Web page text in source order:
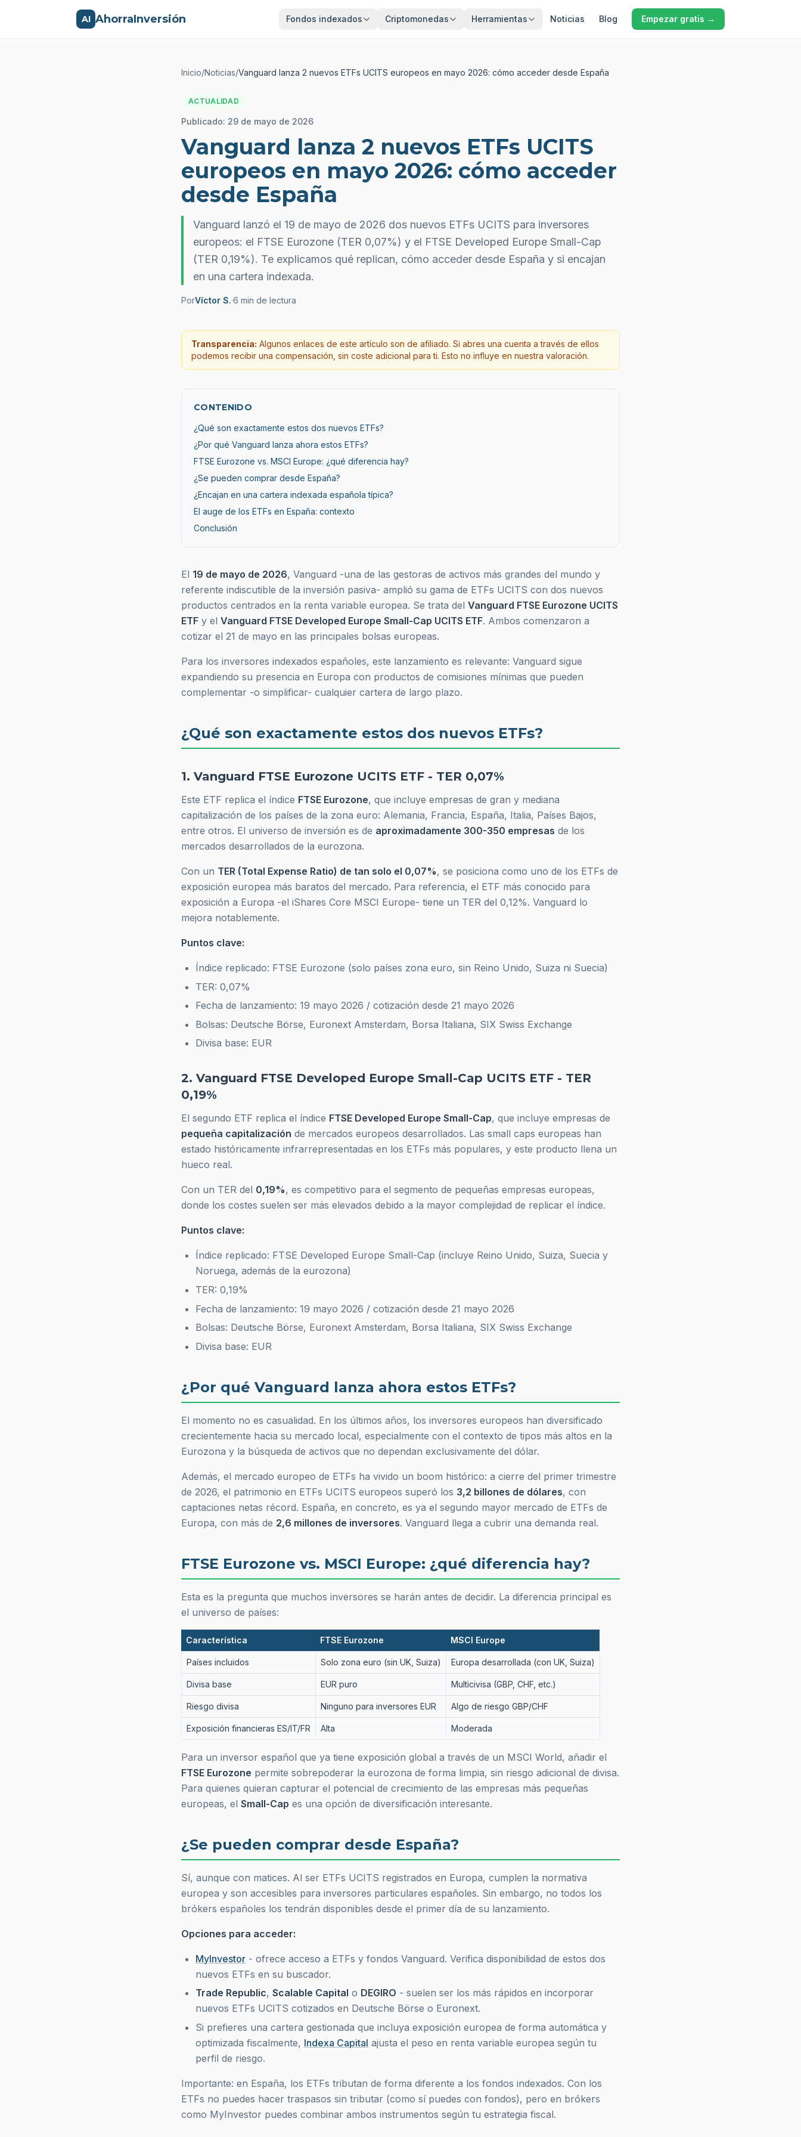
AI AhorraInversión Fondos indexados Criptomonedas Herramientas Noticias Blog Empezar gratis →
Inicio/Noticias/Vanguard lanza 2 nuevos ETFs UCITS europeos en mayo 2026: cómo acceder desde España
ACTUALIDAD
Publicado: 29 de mayo de 2026
Vanguard lanza 2 nuevos ETFs UCITS
europeos en mayo 2026: cómo acceder
desde España
Vanguard lanzó el 19 de mayo de 2026 dos nuevos ETFs UCITS para inversores
europeos: el FTSE Eurozone (TER 0,07%) y el FTSE Developed Europe Small-Cap
(TER 0,19%). Te explicamos qué replican, cómo acceder desde España y si encajan
en una cartera indexada.
PorVíctor S.·6 min de lectura
Transparencia: Algunos enlaces de este artículo son de afiliado. Si abres una cuenta a través de ellos
podemos recibir una compensación, sin coste adicional para ti. Esto no influye en nuestra valoración.
CONTENIDO
¿Qué son exactamente estos dos nuevos ETFs?
¿Por qué Vanguard lanza ahora estos ETFs?
FTSE Eurozone vs. MSCI Europe: ¿qué diferencia hay?
¿Se pueden comprar desde España?
¿Encajan en una cartera indexada española típica?
El auge de los ETFs en España: contexto
Conclusión
El 19 de mayo de 2026, Vanguard -una de las gestoras de activos más grandes del mundo y
referente indiscutible de la inversión pasiva- amplió su gama de ETFs UCITS con dos nuevos
productos centrados en la renta variable europea. Se trata del Vanguard FTSE Eurozone UCITS
ETF y el Vanguard FTSE Developed Europe Small-Cap UCITS ETF. Ambos comenzaron a
cotizar el 21 de mayo en las principales bolsas europeas.
Para los inversores indexados españoles, este lanzamiento es relevante: Vanguard sigue
expandiendo su presencia en Europa con productos de comisiones mínimas que pueden
complementar -o simplificar- cualquier cartera de largo plazo.
¿Qué son exactamente estos dos nuevos ETFs?
1. Vanguard FTSE Eurozone UCITS ETF - TER 0,07%
Este ETF replica el índice FTSE Eurozone, que incluye empresas de gran y mediana
capitalización de los países de la zona euro: Alemania, Francia, España, Italia, Países Bajos,
entre otros. El universo de inversión es de aproximadamente 300-350 empresas de los
mercados desarrollados de la eurozona.
Con un TER (Total Expense Ratio) de tan solo el 0,07%, se posiciona como uno de los ETFs de
exposición europea más baratos del mercado. Para referencia, el ETF más conocido para
exposición a Europa -el iShares Core MSCI Europe- tiene un TER del 0,12%. Vanguard lo
mejora notablemente.
Puntos clave:
Índice replicado: FTSE Eurozone (solo países zona euro, sin Reino Unido, Suiza ni Suecia)
TER: 0,07%
Fecha de lanzamiento: 19 mayo 2026 / cotización desde 21 mayo 2026
Bolsas: Deutsche Börse, Euronext Amsterdam, Borsa Italiana, SIX Swiss Exchange
Divisa base: EUR
2. Vanguard FTSE Developed Europe Small-Cap UCITS ETF - TER
0,19%
El segundo ETF replica el índice FTSE Developed Europe Small-Cap, que incluye empresas de
pequeña capitalización de mercados europeos desarrollados. Las small caps europeas han
estado históricamente infrarrepresentadas en los ETFs más populares, y este producto llena un
hueco real.
Con un TER del 0,19%, es competitivo para el segmento de pequeñas empresas europeas,
donde los costes suelen ser más elevados debido a la mayor complejidad de replicar el índice.
Puntos clave:
Índice replicado: FTSE Developed Europe Small-Cap (incluye Reino Unido, Suiza, Suecia y
Noruega, además de la eurozona)
TER: 0,19%
Fecha de lanzamiento: 19 mayo 2026 / cotización desde 21 mayo 2026
Bolsas: Deutsche Börse, Euronext Amsterdam, Borsa Italiana, SIX Swiss Exchange
Divisa base: EUR
¿Por qué Vanguard lanza ahora estos ETFs?
El momento no es casualidad. En los últimos años, los inversores europeos han diversificado
crecientemente hacia su mercado local, especialmente con el contexto de tipos más altos en la
Eurozona y la búsqueda de activos que no dependan exclusivamente del dólar.
Además, el mercado europeo de ETFs ha vivido un boom histórico: a cierre del primer trimestre
de 2026, el patrimonio en ETFs UCITS europeos superó los 3,2 billones de dólares, con
captaciones netas récord. España, en concreto, es ya el segundo mayor mercado de ETFs de
Europa, con más de 2,6 millones de inversores. Vanguard llega a cubrir una demanda real.
FTSE Eurozone vs. MSCI Europe: ¿qué diferencia hay?
Esta es la pregunta que muchos inversores se harán antes de decidir. La diferencia principal es
el universo de países:
Característica FTSE Eurozone MSCI Europe
Países incluidos Solo zona euro (sin UK, Suiza) Europa desarrollada (con UK, Suiza)
Divisa base EUR puro Multicivisa (GBP, CHF, etc.)
Riesgo divisa Ninguno para inversores EUR Algo de riesgo GBP/CHF
Exposición financieras ES/IT/FR Alta Moderada
Para un inversor español que ya tiene exposición global a través de un MSCI World, añadir el
FTSE Eurozone permite sobrepoderar la eurozona de forma limpia, sin riesgo adicional de divisa.
Para quienes quieran capturar el potencial de crecimiento de las empresas más pequeñas
europeas, el Small-Cap es una opción de diversificación interesante.
¿Se pueden comprar desde España?
Sí, aunque con matices. Al ser ETFs UCITS registrados en Europa, cumplen la normativa
europea y son accesibles para inversores particulares españoles. Sin embargo, no todos los
brókers españoles los tendrán disponibles desde el primer día de su lanzamiento.
Opciones para acceder:
MyInvestor - ofrece acceso a ETFs y fondos Vanguard. Verifica disponibilidad de estos dos
nuevos ETFs en su buscador.
Trade Republic, Scalable Capital o DEGIRO - suelen ser los más rápidos en incorporar
nuevos ETFs UCITS cotizados en Deutsche Börse o Euronext.
Si prefieres una cartera gestionada que incluya exposición europea de forma automática y
optimizada fiscalmente, Indexa Capital ajusta el peso en renta variable europea según tu
perfil de riesgo.
Importante: en España, los ETFs tributan de forma diferente a los fondos indexados. Con los
ETFs no puedes hacer traspasos sin tributar (como sí puedes con fondos), pero en brókers
como MyInvestor puedes combinar ambos instrumentos según tu estrategia fiscal.